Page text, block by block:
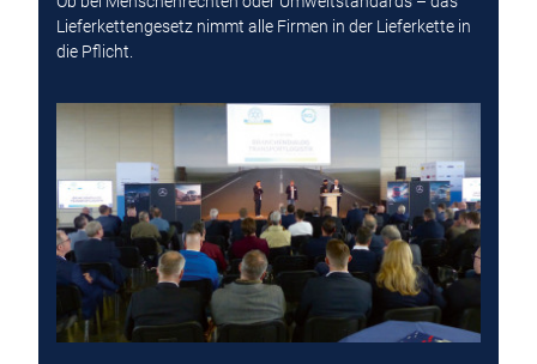
Lieferkettengesetz nimmt alle Firmen in der Lieferkette in
die Pflicht.